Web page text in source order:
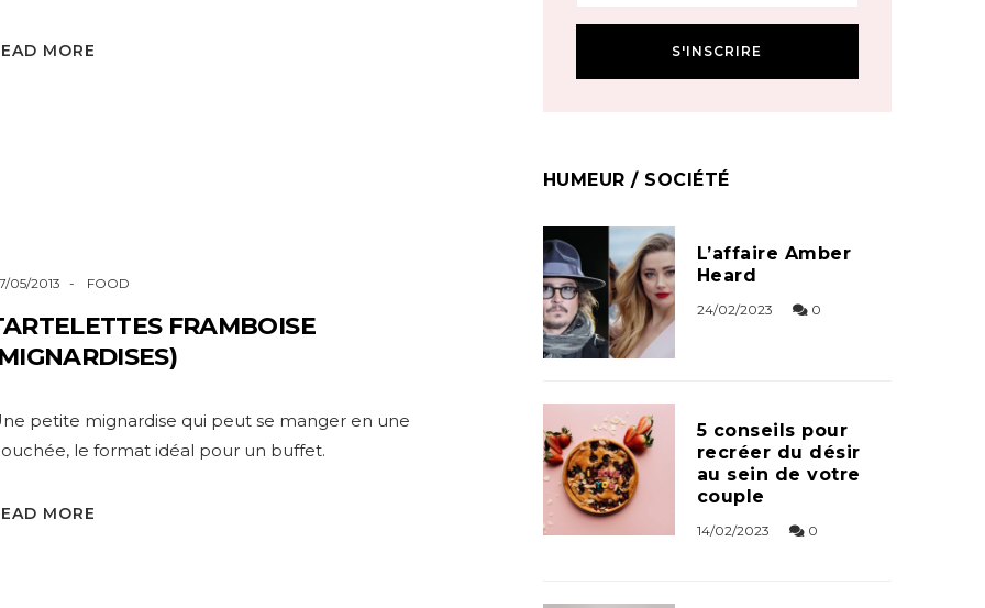
MORE
05/2013 FOOD
FRAMBOISE
petite mignardise qui peut se manger en une
le format idéal pour un buffet.
MORE
HUMEUR / SOCIÉTÉ
L’affaire Amber
Heard
24/02/2023 0
5 conseils pour
recréer du désir
au sein de votre
couple
14/02/2023 0